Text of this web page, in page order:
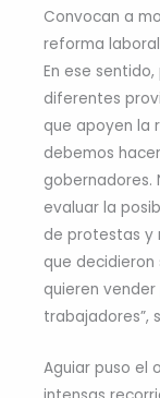
Convocan a
reforma laboral
En ese
diferentes
que apoyen la
debemos
gobernadores.
evaluar la
de protestas y
que decidieron
quieren
trabajadores”,
Aguiar puso el